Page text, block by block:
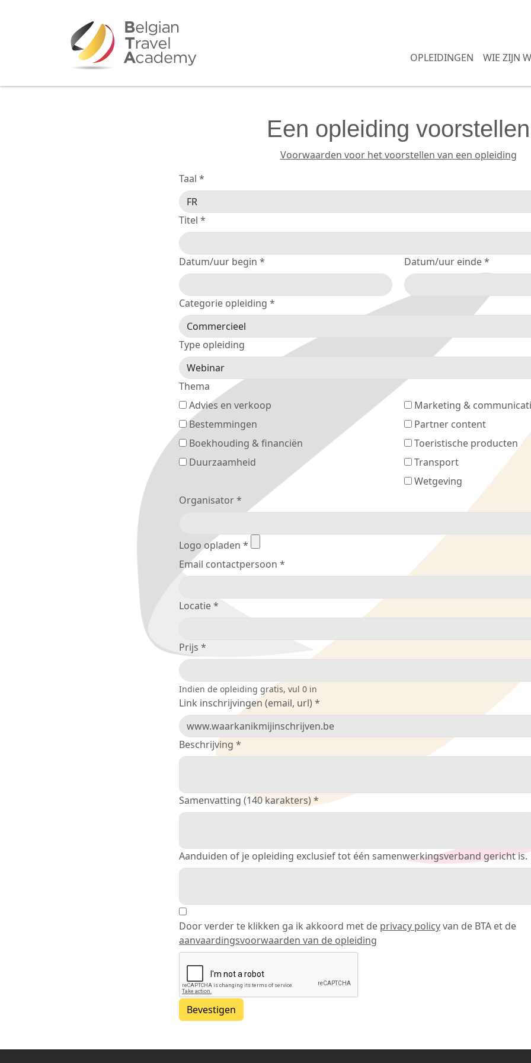
OPLEIDINGEN WIE ZIJN
Een opleiding voorstellen
Voorwaarden voor het voorstellen van een opleiding
Taal *
Titel *
Datum/uur begin * Datum/uur einde *
Categorie opleiding *
Type opleiding
Thema
Advies en verkoop
Bestemmingen
Boekhouding & financiën
Duurzaamheid
Marketing &
Partner content
Toeristische producten
Transport
Wetgeving
Organisator *
Logo opladen *
Email contactpersoon *
Locatie *
Prijs *
Indien de opleiding gratis, vul 0 in
Link inschrijvingen (email, url) *
Beschrijving *
Samenvatting (140 karakters) *
Aanduiden of je opleiding exclusief tot één samenwerkingsverband gericht is.
Door verder te klikken ga ik akkoord met de privacy policyvan de BTA et de
aanvaardingsvoorwaarden van de opleiding
Bevestigen